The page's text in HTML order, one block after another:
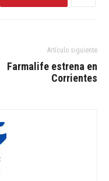
Artículo siguiente
Farmalife estrena en
Corrientes